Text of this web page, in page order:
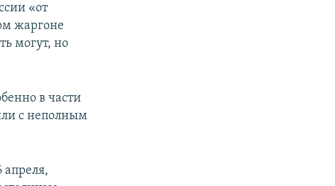
«от
жаргоне
могут, но
в части
с неполным
апреля,